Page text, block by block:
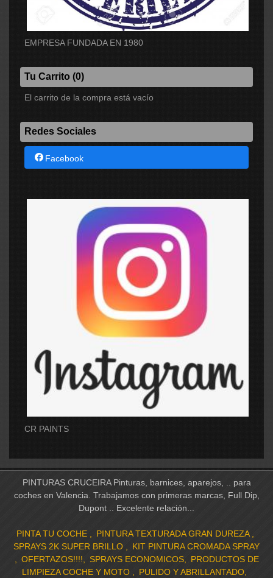
EMPRESA FUNDADA EN 1980
Tu Carrito (0)
El carrito de la compra está vacío
Redes Sociales
Facebook
CR PAINTS
PINTURAS CRUCEIRA Pinturas, barnices, aparejos, .. para
coches en Valencia. Trabajamos con primeras marcas, Full Dip,
Dupont .. Excelente relación...
PINTA TU COCHE
PINTURA TEXTURADA GRAN DUREZA
SPRAYS 2K SUPER BRILLO
KIT PINTURA CROMADA SPRAY
OFERTAZOS!!!!
SPRAYS ECONOMICOS
PRODUCTOS DE
LIMPIEZA COCHE Y MOTO
PULIDO Y ABRILLANTADO